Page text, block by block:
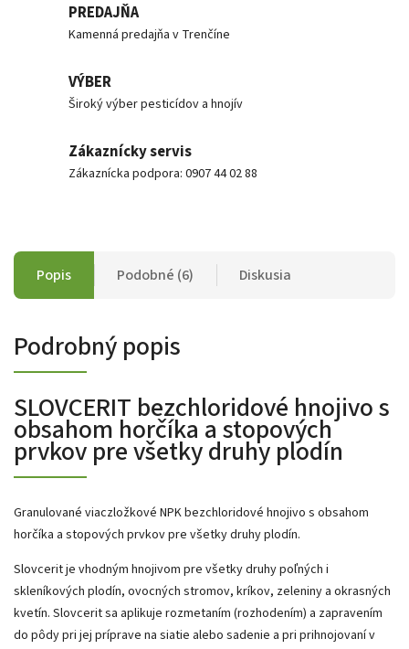
PREDAJŇA
Kamenná predajňa v Trenčíne
VÝBER
Široký výber pesticídov a hnojív
Zákaznícky servis
Zákaznícka podpora: 0907 44 02 88
Popis Podobné (6) Diskusia
Podrobný popis
SLOVCERIT bezchloridové hnojivo s
obsahom horčíka a stopových
prvkov pre všetky druhy plodín
Granulované viaczložkové NPK bezchloridové hnojivo s obsahom
horčíka a stopových prvkov pre všetky druhy plodín.
Slovcerit je vhodným hnojivom pre všetky druhy poľných i
skleníkových plodín, ovocných stromov, kríkov, zeleniny a okrasných
kvetín. Slovcerit sa aplikuje rozmetaním (rozhodením) a zapravením
do pôdy pri jej príprave na siatie alebo sadenie a pri prihnojovaní v